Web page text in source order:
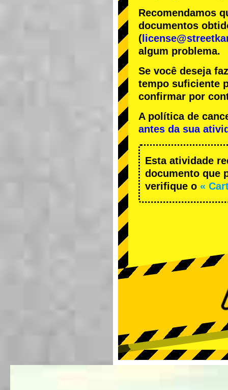
Recomendamos
documentos
(
algum problema.
Se você deseja
tempo suficiente
confirmar por
A política de
antes da sua
Esta atividade
documento que
verifique o «